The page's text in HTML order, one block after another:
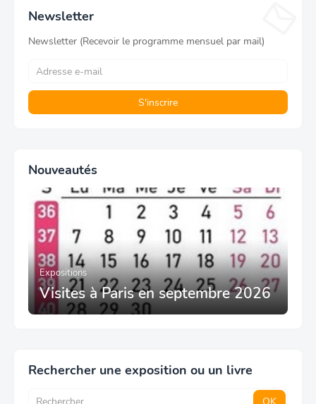
Newsletter
Newsletter (Recevoir le programme mensuel par mail)
Nouveautés
Expositions
Visites à Paris en septembre 2026
Rechercher une exposition ou un livre